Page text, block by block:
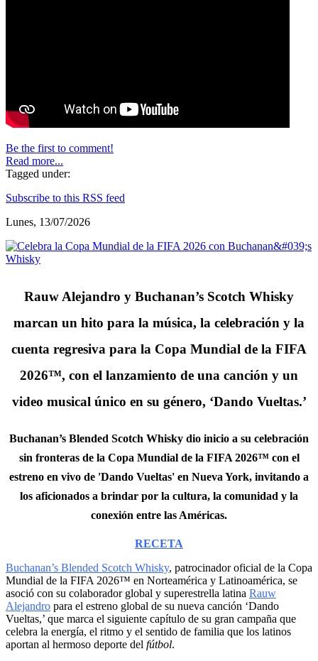
Be the first to comment!
Read more...
Tagged under:
Subscribe to this RSS feed
Lunes, 13/07/2026
Rauw Alejandro y Buchanan’s Scotch Whisky
marcan un hito para la música, la celebración y la
cuenta regresiva para la Copa Mundial de la FIFA
2026™, con el lanzamiento de una canción y un
video musical único en su género, ‘Dando Vueltas.’
Buchanan’s Blended Scotch Whisky dio inicio a su celebración
sin fronteras de la Copa Mundial de la FIFA 2026™ con el
estreno en vivo de 'Dando Vueltas' en Nueva York, invitando a
los aficionados a brindar por la cultura, la comunidad y la
conexión entre las Américas.
RECETA
Buchanan’s Blended Scotch Whisky, patrocinador oficial de la Copa
Mundial de la FIFA 2026™ en Norteamérica y Latinoamérica, se
asoció con su colaborador global y superestrella latina Rauw
Alejandro para el estreno global de su nueva canción ‘Dando
Vueltas,’ que marca el siguiente capítulo de su gran campaña que
celebra la energía, el ritmo y el sentido de familia que los latinos
aportan al hermoso deporte del fútbol.